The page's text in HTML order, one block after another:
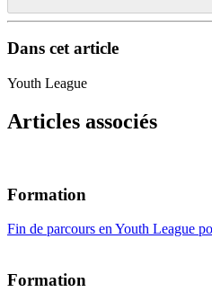
Dans cet article
Youth League
Articles associés
Formation
Fin de parcours en Youth League
Formation